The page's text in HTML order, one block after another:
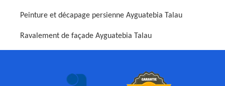
Peinture et décapage persienne Ayguatebia Talau
Ravalement de façade Ayguatebia Talau